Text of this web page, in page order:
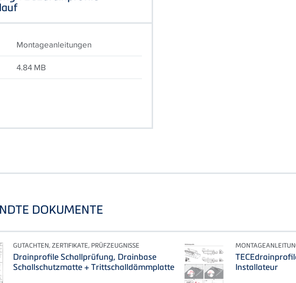
Montageanleitungen
4.84 MB
DOKUMENTE
GUTACHTEN, ZERTIFIKATE, PRÜFZEUGNISSE
Drainprofile Schallprüfung, Drainbase
Schallschutzmatte + Trittschalldämmplatte
Installateur